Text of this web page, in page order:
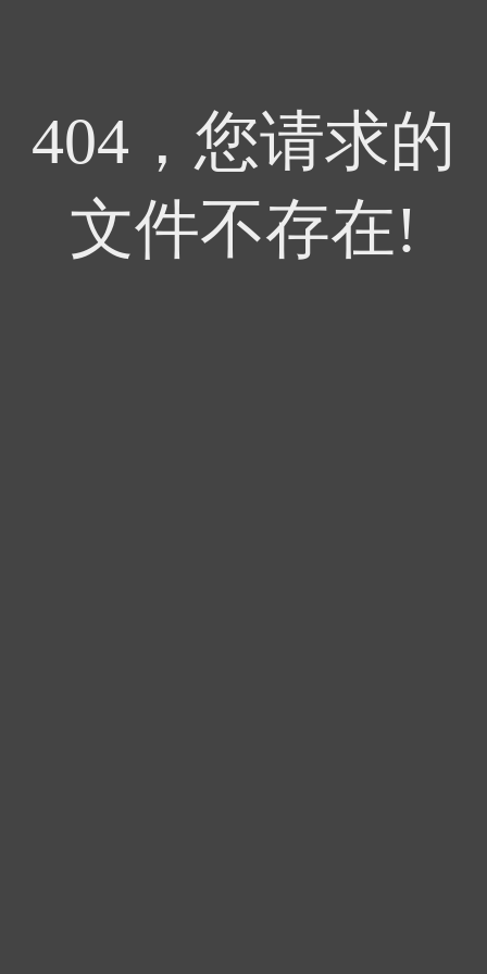
404，您请求的
文件不存在!